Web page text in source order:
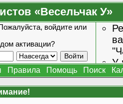
«Весельчак У»
войдите или
активации?
У
Правила Помощь Поиск